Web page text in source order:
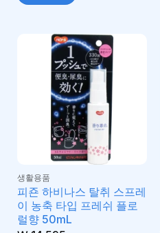
생활용품
피죤 하비나스 탈취 스프레
이 농축 타입 프레쉬 플로
럴향 50mL